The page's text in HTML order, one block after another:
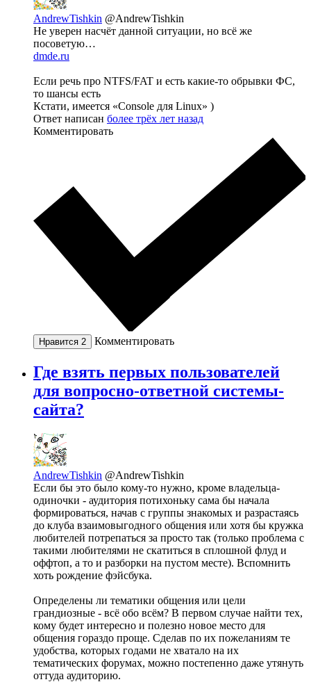
AndrewTishkin @AndrewTishkin
Не уверен насчёт данной ситуации, но всё же
посоветую…
dmde.ru
Если речь про NTFS/FAT и есть какие-то обрывки ФС,
то шансы есть
Кстати, имеется «Console для Linux» )
Ответ написан более трёх лет назад
Комментировать
Нравится 2 Комментировать
Где взять первых пользователей
для вопросно-ответной системы-
сайта?
AndrewTishkin @AndrewTishkin
Если бы это было кому-то нужно, кроме владельца-
одиночки - аудитория потихоньку сама бы начала
формироваться, начав с группы знакомых и разрастаясь
до клуба взаимовыгодного общения или хотя бы кружка
любителей потрепаться за просто так (только проблема с
такими любителями не скатиться в сплошной флуд и
оффтоп, а то и разборки на пустом месте). Вспомнить
хоть рождение фэйсбука.
Определены ли тематики общения или цели
грандиозные - всё обо всём? В первом случае найти тех,
кому будет интересно и полезно новое место для
общения гораздо проще. Сделав по их пожеланиям те
удобства, которых годами не хватало на их
тематических форумах, можно постепенно даже утянуть
оттуда аудиторию.